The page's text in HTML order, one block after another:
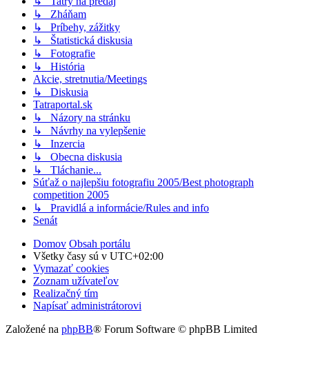
↳ Zháňam
↳ Príbehy, zážitky
↳ Štatistická diskusia
↳ Fotografie
↳ História
Akcie, stretnutia/Meetings
↳ Diskusia
Tatraportal.sk
↳ Názory na stránku
↳ Návrhy na vylepšenie
↳ Inzercia
↳ Obecna diskusia
↳ Tláchanie...
Súťaž o najlepšiu fotografiu 2005/Best photograph
competition 2005
↳ Pravidlá a informácie/Rules and info
Senát
Domov Obsah portálu
Všetky časy sú v UTC+02:00
Vymazať cookies
Zoznam užívateľov
Realizačný tím
Napísať administrátorovi
Založené na phpBB® Forum Software © phpBB Limited